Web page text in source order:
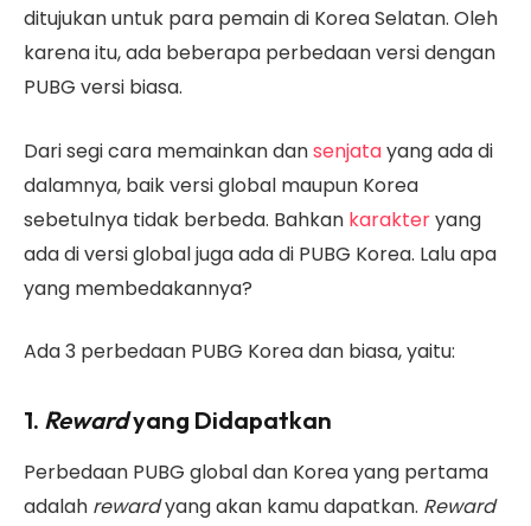
ditujukan untuk para pemain di Korea Selatan. Oleh
karena itu, ada beberapa perbedaan versi dengan
PUBG versi biasa.
Dari segi cara memainkan dansenjatayang ada di
dalamnya, baik versi global maupun Korea
sebetulnya tidak berbeda. Bahkan karakteryang
ada di versi global juga ada di PUBG Korea. Lalu apa
yang membedakannya?
Ada 3 perbedaan PUBG Korea dan biasa, yaitu:
1. Rewardyang Didapatkan
Perbedaan PUBG global dan Korea yang pertama
adalah rewardyang akan kamu dapatkan. Reward